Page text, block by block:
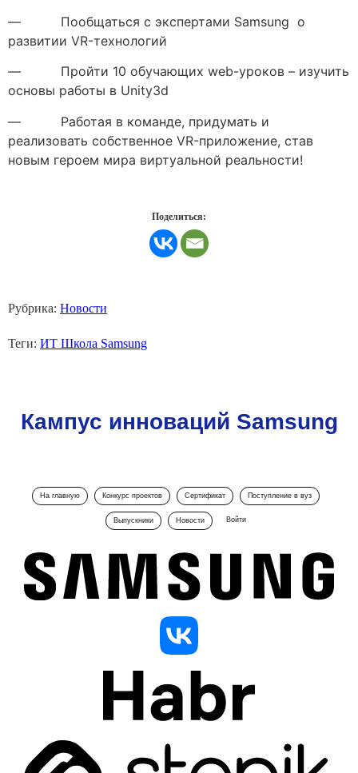
— Пообщаться с экспертами Samsung о
развитии VR-технологий
— Пройти 10 обучающих web-уроков – изучить
основы работы в Unity3d
— Работая в команде, придумать и
реализовать собственное VR-приложение, став
новым героем мира виртуальной реальности!
Поделиться:
Рубрика: Новости
Теги: ИТ Школа Samsung
Кампус инноваций Samsung
На главную Конкурс проектов Сертификат Поступление в вуз
Выпускники Новости Войти